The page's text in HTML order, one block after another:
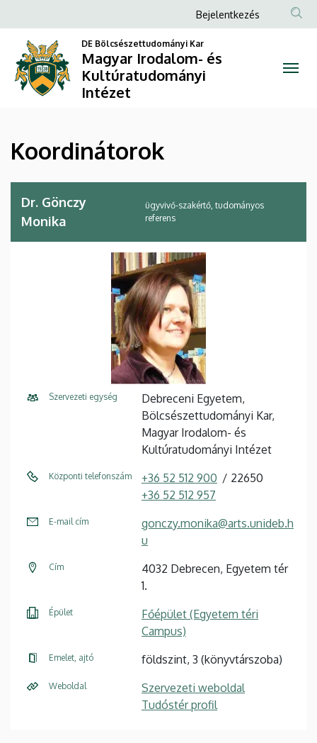
Magyar
Irodalom-
Kultúratudományi
Intézet
a
tartalomra
Anonim
fiók
menüje
Bejelentkezés
DE Bölcsészettudományi Kar
Magyar Irodalom- és
Kultúratudományi
Intézet
Koordinátorok
Dr. Gönczy
Monika
ügyvivő-szakértő, tudományos
referens
Szervezeti egység
Debreceni Egyetem,
Bölcsészettudományi Kar,
Magyar Irodalom- és
Kultúratudományi Intézet
Központi telefonszám +36 52 512 900
22650
+36 52 512 957
E-mail cím
gonczy.monika@arts.unideb.h
u
Cím
4032 Debrecen, Egyetem tér
1.
Épület
Főépület (Egyetem téri
Campus)
Emelet, ajtó földszint, 3 (könyvtárszoba)
Weboldal
Szervezeti weboldal
Tudóstér profil